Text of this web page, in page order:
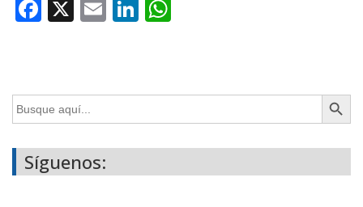
Facebook
X EmailLinkedIn
Buscar: Botón de
Síguenos: